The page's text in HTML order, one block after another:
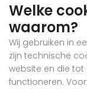
Welke
waarom?
Wij gebruiken in
zijn technische
website en die
functioneren.